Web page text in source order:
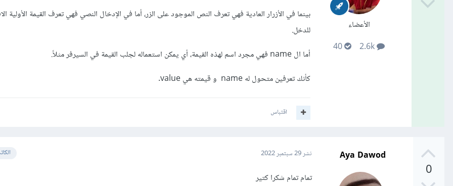
الأعضاء
بينما في الأزرار العادية فهي تعرف النص الموجود على الزر، أما في الإدخال النصي فهي تعرف القيمة الأولية
للدخل.
أما ال name فهي مجرد اسم لهذه القيمة، أي يمكن استعماله لجلب القيمة في السيرفر مثلاً.
كأنك تعرفين متحول له name و قيمته هي value.
اقتباس
0
Aya Dawod نشر29 سبتمبر 2022
تمام تمام شكرا كتير